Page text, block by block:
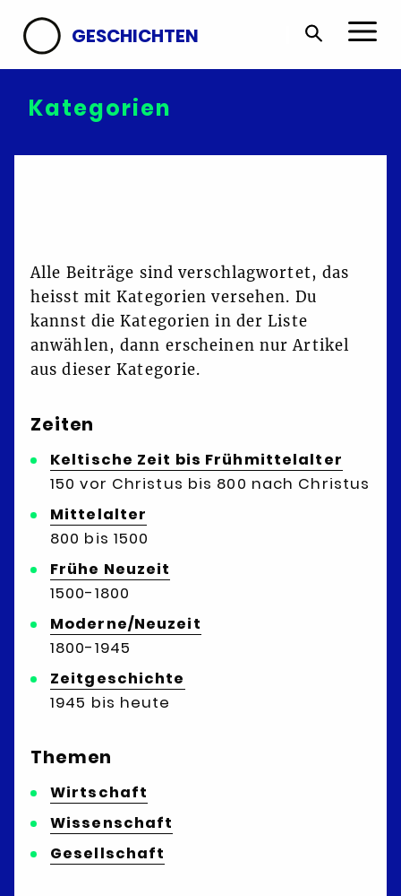
GESCHICHTEN
Kategorien
Alle Beiträge sind verschlagwortet, das
heisst mit Kategorien versehen. Du
kannst die Kategorien in der Liste
anwählen, dann erscheinen nur Artikel
aus dieser Kategorie.
Zeiten
Keltische Zeit bis Frühmittelalter
150 vor Christus bis 800 nach Christus
Mittelalter
800 bis 1500
Frühe Neuzeit
1500-1800
Moderne/Neuzeit
1800-1945
Zeitgeschichte
1945 bis heute
Themen
Wirtschaft
Wissenschaft
Gesellschaft